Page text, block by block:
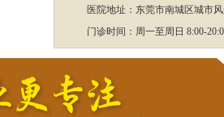
医院地址：东莞市南城区城市
门诊时间：周一至周日 8:00-